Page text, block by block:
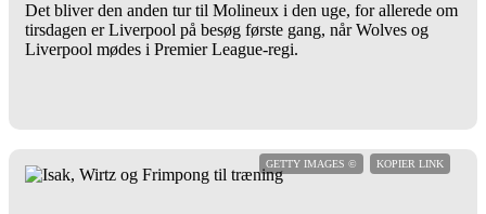
Det bliver den anden tur til Molineux i den uge, for allerede om
tirsdagen er Liverpool på besøg første gang, når Wolves og
Liverpool mødes i Premier League-regi.
GETTY IMAGES © KOPIER LINK